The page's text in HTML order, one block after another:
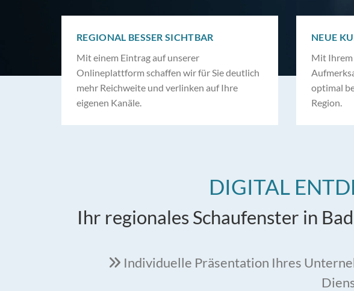
REGIONAL BESSER SICHTBAR
Mit einem Eintrag auf unserer
Onlineplattform schaffen wir für Sie deutlich
mehr Reichweite und verlinken auf Ihre
eigenen Kanäle.
NEUE
Mit Ihrem
optimal
Region.
DIGITAL
Ihr regionales Schaufenster in
 Individuelle Präsentation Ihres